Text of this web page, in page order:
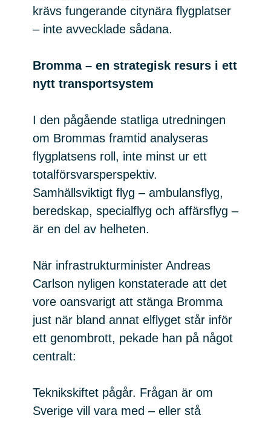
krävs fungerande citynära flygplatser
– inte avvecklade sådana.
Bromma – en strategisk resurs i ett
nytt transportsystem
I den pågående statliga utredningen
om Brommas framtid analyseras
flygplatsens roll, inte minst ur ett
totalförsvarsperspektiv.
Samhällsviktigt flyg – ambulansflyg,
beredskap, specialflyg och affärsflyg –
är en del av helheten.
När infrastrukturminister Andreas
Carlson nyligen konstaterade att det
vore oansvarigt att stänga Bromma
just när bland annat elflyget står inför
ett genombrott, pekade han på något
centralt:
Teknikskiftet pågår. Frågan är om
Sverige vill vara med – eller stå